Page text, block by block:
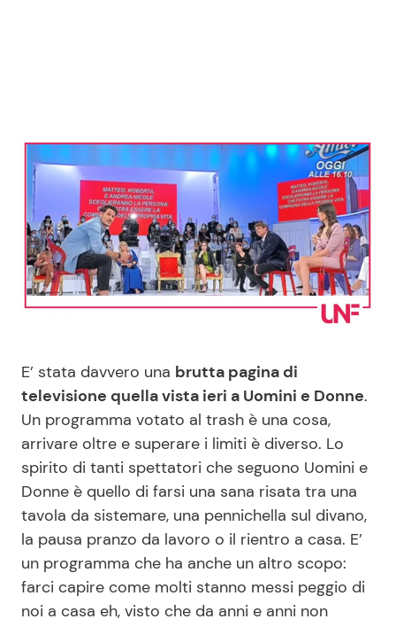
News Musica
News Spettacolo
Benessere
Casa
Mondo Mamma
News benessere
Salute
Viaggi e Turismo
Festività
Cucina e Ricette
Consigli di Cucina
Le Ricette in TV
Primi Piatti
Ricette Facili e Veloci
Ricette Feste
Ricette per Bambini
E’ stata davvero una brutta pagina di
televisione quella vista ieri a Uomini e Donne.
Un programma votato al trash è una cosa,
arrivare oltre e superare i limiti è diverso. Lo
spirito di tanti spettatori che seguono Uomini e
Donne è quello di farsi una sana risata tra una
tavola da sistemare, una pennichella sul divano,
la pausa pranzo da lavoro o il rientro a casa. E’
un programma che ha anche un altro scopo:
farci capire come molti stanno messi peggio di
noi a casa eh, visto che da anni e anni non